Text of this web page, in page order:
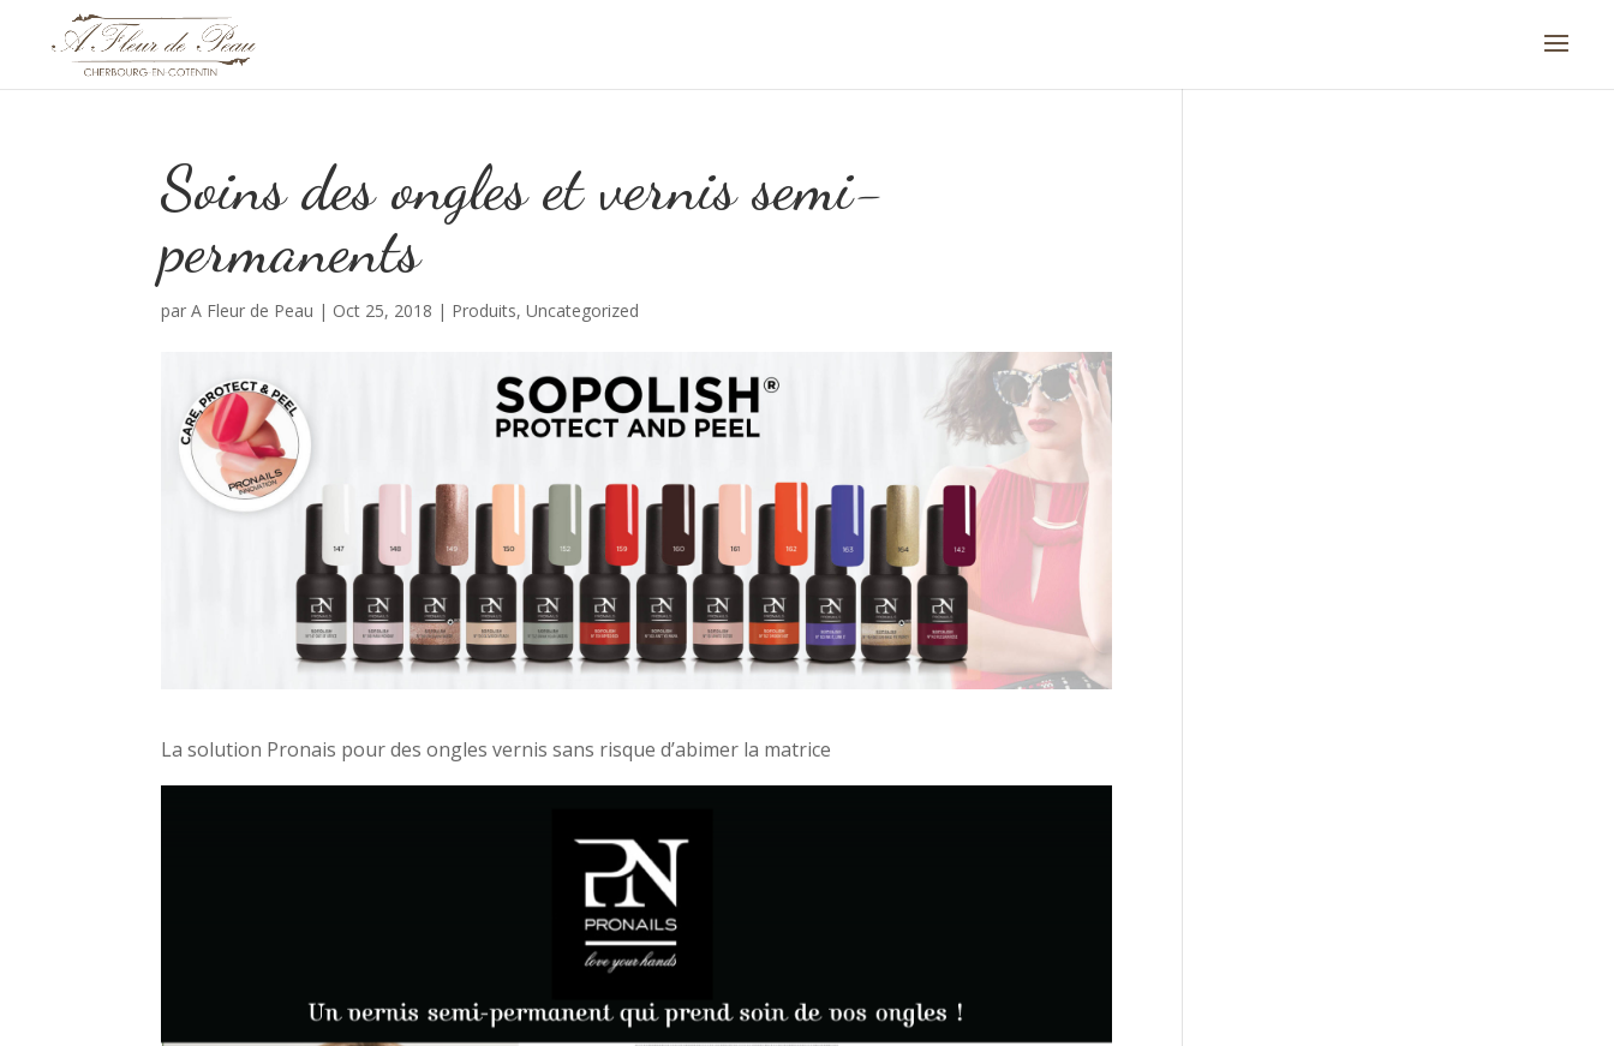
Soins des ongles et vernis semi-
permanents
parA Fleur de Peau | Oct 25, 2018 | Produits,Uncategorized
La solution Pronais pour des ongles vernis sans risque d’abimer la matrice